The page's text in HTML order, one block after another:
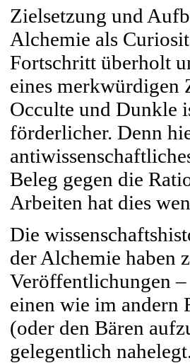
Zielsetzung und
Alchemie als
Fortschritt überholt
eines merkwürdigen
Occulte und Dunkle
förderlicher. Denn
Beleg gegen die
Arbeiten hat dies
Die
der Alchemie haben
Veröffentlichungen –
einen wie im andern
(oder den Bären
gelegentlich